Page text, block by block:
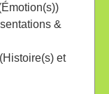
&
et